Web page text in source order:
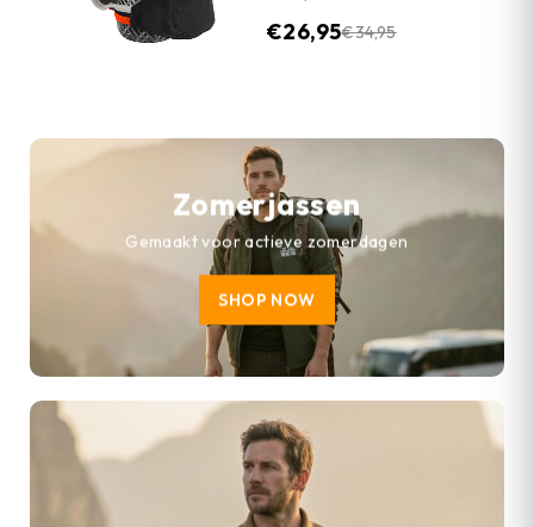
€34,95
€26,95
Zomerjassen
Gemaakt voor actieve zomerdagen
SHOP NOW